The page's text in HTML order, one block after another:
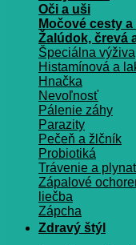
Oči a uši
Močové cesty
Žalúdok, črevá
Špeciálna výživa
Histamínová a
Hnačka
Nevoľnosť
Pálenie záhy
Parazity
Pečeň a žlčník
Probiotiká
Trávenie a
Zápalové
liečba
Zápcha
Zdravý štýl